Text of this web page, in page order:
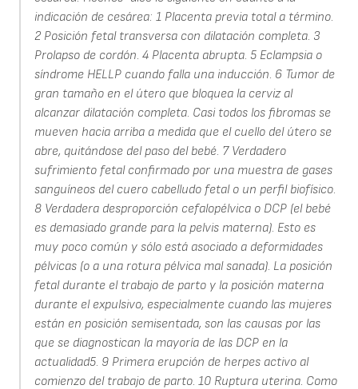
indicación de cesárea: 1 Placenta previa total a término.
2 Posición fetal transversa con dilatación completa. 3
Prolapso de cordón. 4 Placenta abrupta. 5 Eclampsia o
síndrome HELLP cuando falla una inducción. 6 Tumor de
gran tamaño en el útero que bloquea la cerviz al
alcanzar dilatación completa. Casi todos los fibromas se
mueven hacia arriba a medida que el cuello del útero se
abre, quitándose del paso del bebé. 7 Verdadero
sufrimiento fetal confirmado por una muestra de gases
sanguíneos del cuero cabelludo fetal o un perfil biofísico.
8 Verdadera desproporción cefalopélvica o DCP (el bebé
es demasiado grande para la pelvis materna). Esto es
muy poco común y sólo está asociado a deformidades
pélvicas (o a una rotura pélvica mal sanada). La posición
fetal durante el trabajo de parto y la posición materna
durante el expulsivo, especialmente cuando las mujeres
están en posición semisentada, son las causas por las
que se diagnostican la mayoría de las DCP en la
actualidad5. 9 Primera erupción de herpes activo al
comienzo del trabajo de parto. 10 Ruptura uterina. Como